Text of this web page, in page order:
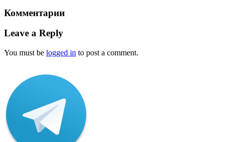
Комментарии
Leave a Reply
You must be logged in to post a comment.